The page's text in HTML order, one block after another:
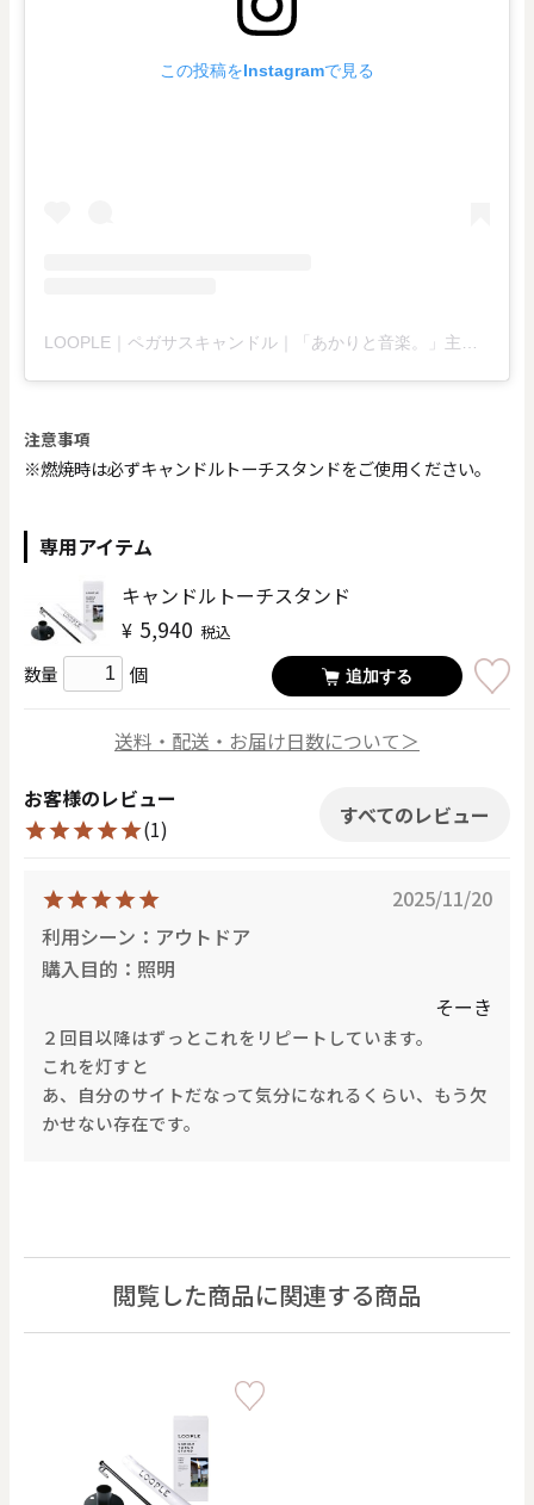
この投稿をInstagramで見る
注意事項
※燃焼時は必ずキャンドルトーチスタンドをご使用ください。
専用アイテム
キャンドルトーチスタンド
¥ 5,940 税込
数量 個 追加する
送料・配送・お届け日数について＞
お客様のレビュー
(1)
すべてのレビュー
2025/11/20
利用シーン：アウトドア
購入目的：照明
そーき
２回目以降はずっとこれをリピートしています。
これを灯すと
あ、自分のサイトだなって気分になれるくらい、もう欠
かせない存在です。
閲覧した商品に関連する商品